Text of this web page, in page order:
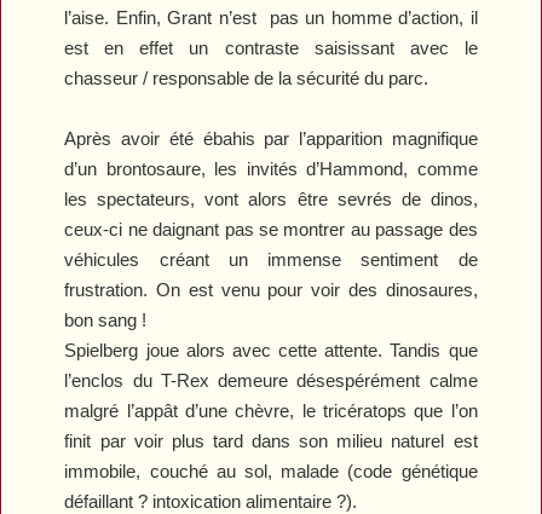
l’aise. Enfin, Grant n’est
pas un homme d’action, il
est en effet un contraste saisissant avec le
chasseur / responsable de la sécurité du parc.
Après avoir été ébahis par l’apparition magnifique
d’un brontosaure, les invités d’Hammond, comme
les spectateurs, vont alors être sevrés de dinos,
ceux-ci ne daignant pas se montrer au passage des
véhicules
créant un immense sentiment de
frustration. On est venu pour voir des dinosaures,
bon sang !
Spielberg joue alors avec cette attente. Tandis que
l’enclos du T-Rex demeure désespérément calme
malgré l’appât d’une chèvre, le tricératops que l’on
finit par voir plus tard dans son milieu naturel est
immobile, couché au sol, malade (code génétique
défaillant ? intoxication alimentaire ?).